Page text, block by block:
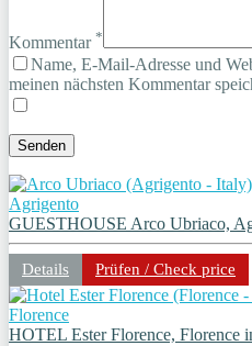
Kommentar *
Name, E-Mail-Adresse und
meinen nächsten Kommentar
Agrigento
GUESTHOUSE Arco Ubriaco,
Details Prüfen / Check price
Florence
HOTEL Ester Florence, Florence